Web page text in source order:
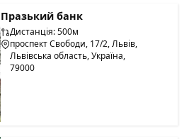
Празький банк
Дистанція: 500м
проспект Свободи, 17/2, Львів,
Львівська область, Україна,
79000